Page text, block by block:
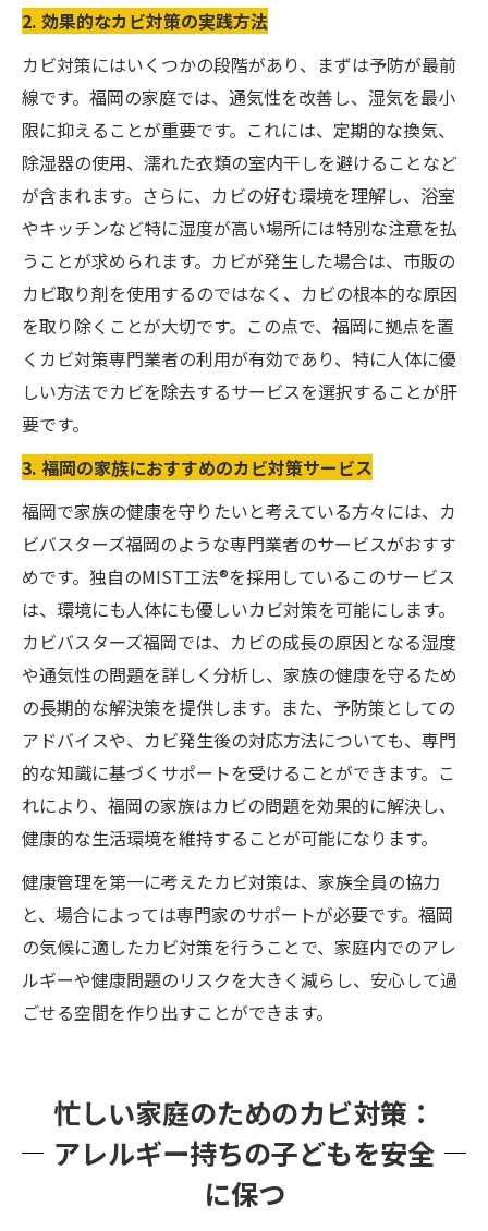
2. 効果的なカビ対策の実践方法
カビ対策にはいくつかの段階があり、まずは予防が最前
線です。福岡の家庭では、通気性を改善し、湿気を最小
限に抑えることが重要です。これには、定期的な換気、
除湿器の使用、濡れた衣類の室内干しを避けることなど
が含まれます。さらに、カビの好む環境を理解し、浴室
やキッチンなど特に湿度が高い場所には特別な注意を払
うことが求められます。カビが発生した場合は、市販の
カビ取り剤を使用するのではなく、カビの根本的な原因
を取り除くことが大切です。この点で、福岡に拠点を置
くカビ対策専門業者の利用が有効であり、特に人体に優
しい方法でカビを除去するサービスを選択することが肝
要です。
3. 福岡の家族におすすめのカビ対策サービス
福岡で家族の健康を守りたいと考えている方々には、カ
ビバスターズ福岡のような専門業者のサービスがおすす
めです。独自のMIST工法®を採用しているこのサービス
は、環境にも人体にも優しいカビ対策を可能にします。
カビバスターズ福岡では、カビの成長の原因となる湿度
や通気性の問題を詳しく分析し、家族の健康を守るため
の長期的な解決策を提供します。また、予防策としての
アドバイスや、カビ発生後の対応方法についても、専門
的な知識に基づくサポートを受けることができます。こ
れにより、福岡の家族はカビの問題を効果的に解決し、
健康的な生活環境を維持することが可能になります。
健康管理を第一に考えたカビ対策は、家族全員の協力
と、場合によっては専門家のサポートが必要です。福岡
の気候に適したカビ対策を行うことで、家庭内でのアレ
ルギーや健康問題のリスクを大きく減らし、安心して過
ごせる空間を作り出すことができます。
忙しい家庭のためのカビ対策：
アレルギー持ちの子どもを安全
に保つ